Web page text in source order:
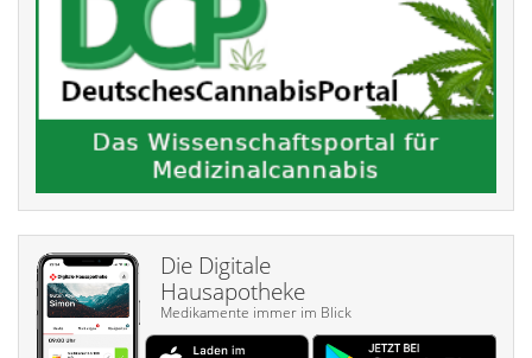
Die Digitale
Hausapotheke
Medikamente immer im Blick